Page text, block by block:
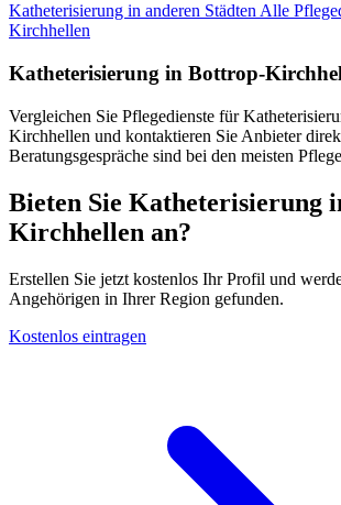
Katheterisierung in anderen Städten Alle
Kirchhellen
Katheterisierung in Bottrop-
Vergleichen Sie Pflegedienste für
Kirchhellen und kontaktieren Sie Anbieter
Beratungsgespräche sind bei den meisten
Bieten Sie Katheterisierung
Kirchhellen an?
Erstellen Sie jetzt kostenlos Ihr Profil und
Angehörigen in Ihrer Region gefunden.
Kostenlos eintragen